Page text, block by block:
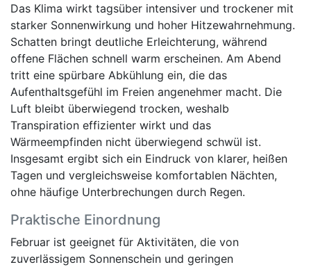
Das Klima wirkt tagsüber intensiver und trockener mit
starker Sonnenwirkung und hoher Hitzewahrnehmung.
Schatten bringt deutliche Erleichterung, während
offene Flächen schnell warm erscheinen. Am Abend
tritt eine spürbare Abkühlung ein, die das
Aufenthaltsgefühl im Freien angenehmer macht. Die
Luft bleibt überwiegend trocken, weshalb
Transpiration effizienter wirkt und das
Wärmeempfinden nicht überwiegend schwül ist.
Insgesamt ergibt sich ein Eindruck von klarer, heißen
Tagen und vergleichsweise komfortablen Nächten,
ohne häufige Unterbrechungen durch Regen.
Praktische Einordnung
Februar ist geeignet für Aktivitäten, die von
zuverlässigem Sonnenschein und geringen